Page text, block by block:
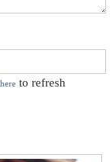
here to refresh